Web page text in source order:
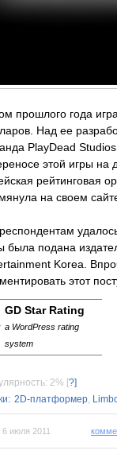
прошлого года
Над ее
PlayDead
этой игры на
рейтинговая
на своем
была подана
Korea.
этот
GD Star Rating
a WordPress rating
system
2% [?]
2D-платформер,
6 июля 2011